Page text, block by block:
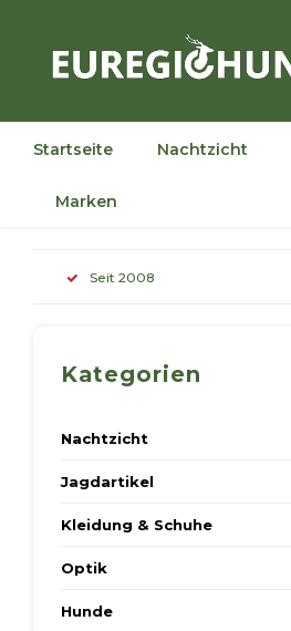
Startseite Nachtzicht
Marken
Seit 2008
Kategorien
Nachtzicht
Jagdartikel
Kleidung & Schuhe
Optik
Hunde